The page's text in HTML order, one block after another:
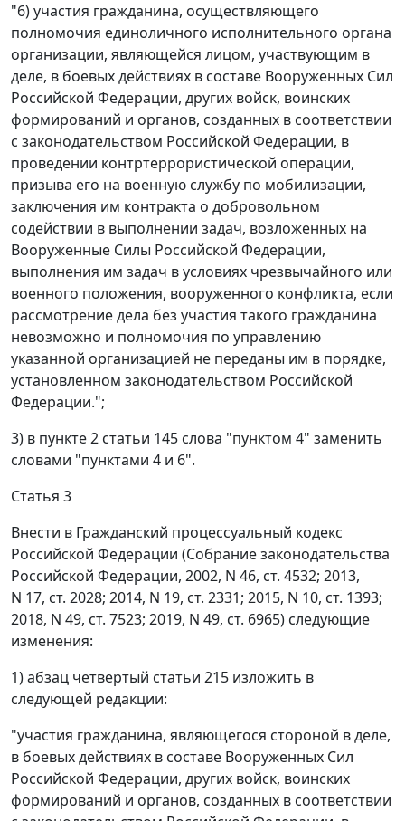
"6) участия гражданина, осуществляющего
полномочия единоличного исполнительного органа
организации, являющейся лицом, участвующим в
деле, в боевых действиях в составе Вооруженных Сил
Российской Федерации, других войск, воинских
формирований и органов, созданных в соответствии
с законодательством Российской Федерации, в
проведении контртеррористической операции,
призыва его на военную службу по мобилизации,
заключения им контракта о добровольном
содействии в выполнении задач, возложенных на
Вооруженные Силы Российской Федерации,
выполнения им задач в условиях чрезвычайного или
военного положения, вооруженного конфликта, если
рассмотрение дела без участия такого гражданина
невозможно и полномочия по управлению
указанной организацией не переданы им в порядке,
установленном законодательством Российской
Федерации.";
3) в пункте 2 статьи 145 слова "пунктом 4" заменить
словами "пунктами 4 и 6".
Статья 3
Внести в Гражданский процессуальный кодекс
Российской Федерации (Собрание законодательства
Российской Федерации, 2002, N 46, ст. 4532; 2013,
N 17, ст. 2028; 2014, N 19, ст. 2331; 2015, N 10, ст. 1393;
2018, N 49, ст. 7523; 2019, N 49, ст. 6965) следующие
изменения:
1) абзац четвертый статьи 215 изложить в
следующей редакции:
"участия гражданина, являющегося стороной в деле,
в боевых действиях в составе Вооруженных Сил
Российской Федерации, других войск, воинских
формирований и органов, созданных в соответствии